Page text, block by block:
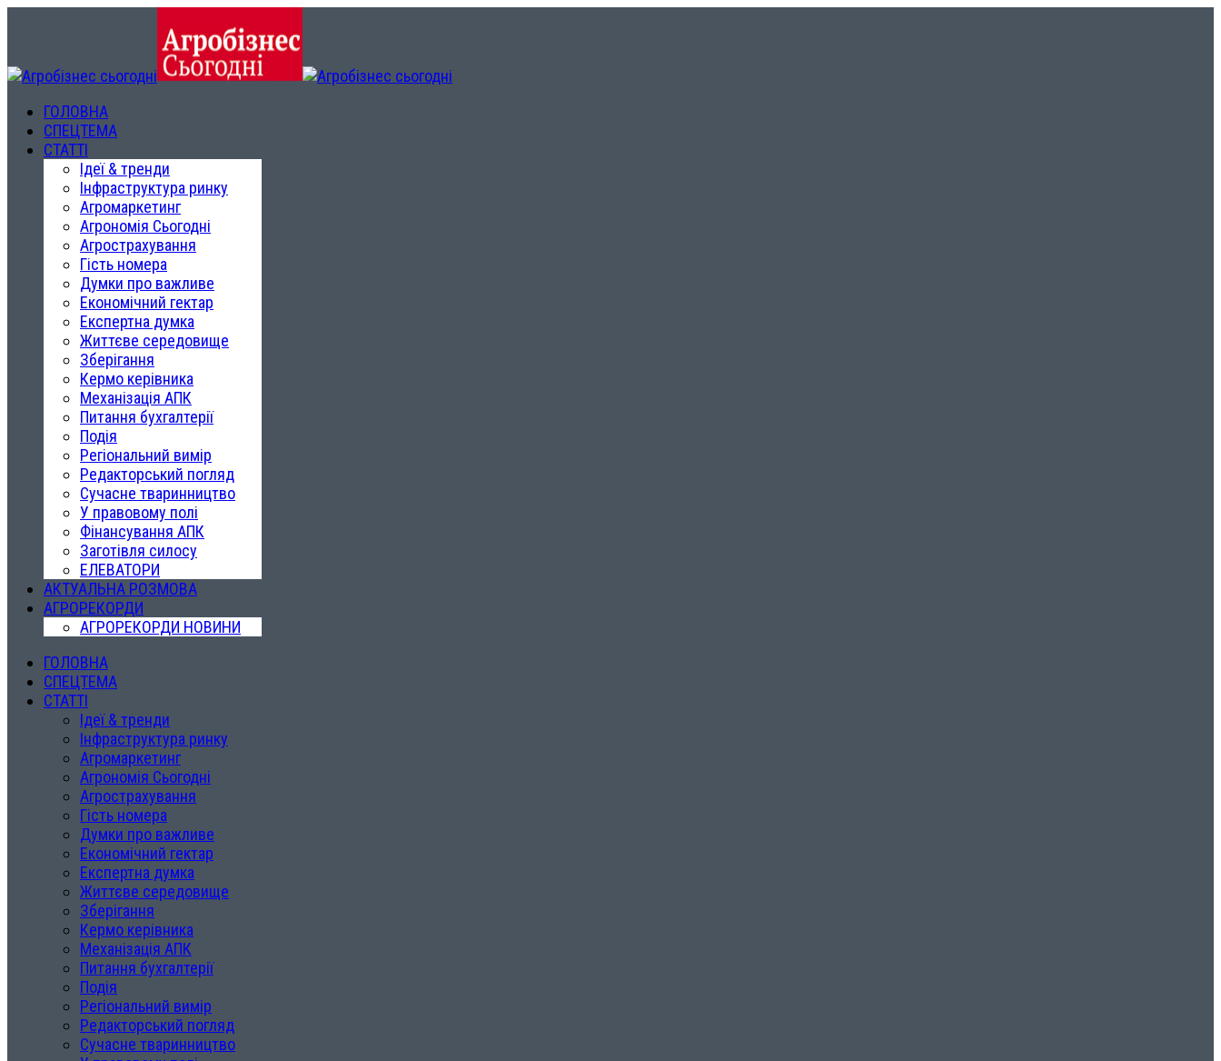
ГОЛОВНА
СПЕЦТЕМА
СТАТТІ
Ідеї & тренди
Інфраструктура ринку
Агромаркетинг
Агрономія Сьогодні
Агрострахування
Гість номера
Думки про важливе
Економічний гектар
Експертна думка
Життєве середовище
Зберігання
Кермо керівника
Механізація АПК
Питання бухгалтерії
Подія
Регіональний вимір
Редакторський погляд
Сучасне тваринництво
У правовому полі
Фінансування АПК
Заготівля силосу
ЕЛЕВАТОРИ
АКТУАЛЬНА РОЗМОВА
АГРОРЕКОРДИ
АГРОРЕКОРДИ НОВИНИ
ГОЛОВНА
СПЕЦТЕМА
СТАТТІ
Ідеї & тренди
Інфраструктура ринку
Агромаркетинг
Агрономія Сьогодні
Агрострахування
Гість номера
Думки про важливе
Економічний гектар
Експертна думка
Життєве середовище
Зберігання
Кермо керівника
Механізація АПК
Питання бухгалтерії
Подія
Регіональний вимір
Редакторський погляд
Сучасне тваринництво